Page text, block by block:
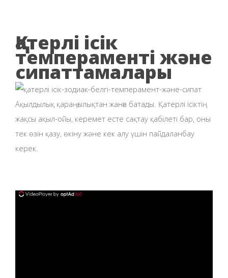
Қатерлі ісік
темпераменті және
сипаттамалары
Ақылдылық қараңғылықтан жанға батады. Қатерлі ісіктің
жақсы ақыл-ойы, керемет есте сақтау қабілеті бар, оны
тек өзін қазу, өкіну және кек алу үшін пайдаланбау
керек.